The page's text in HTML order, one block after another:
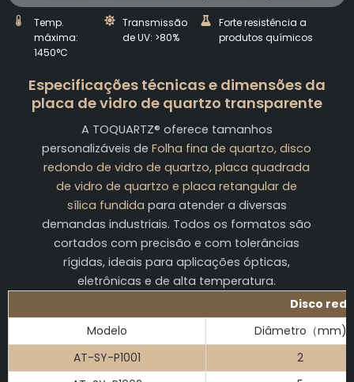
Temp.
máxima:
1450°C
Transmissão
de UV: >80%
Forte resistência a
produtos químicos
Especificações técnicas e dimensões da
placa de vidro de quartzo transparente
A TOQUARTZ® oferece tamanhos
personalizáveis deFolha fina de quartzo, disco
redondo de vidro de quartzo, placa quadrada
de vidro de quartzo e placa retangular de
sílica fundida para atender a diversas
demandas industriais. Todos os formatos são
cortados com precisão e com tolerâncias
rígidas, ideais para aplicações ópticas,
eletrônicas e de alta temperatura.
Disco
Modelo
Diâmetro（mm)
AT-SY-P1001
2